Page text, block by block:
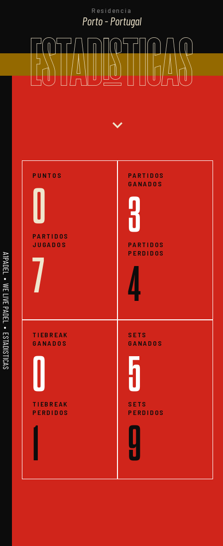
Residencia
Porto - Portugal
ESTADISTICAS
A1PADEL • WE LIVE PADEL • ESTADISTICAS
expand_more
PUNTOS
0
PARTIDOS
JUGADOS
7
PARTIDOS
GANADOS
3
PARTIDOS
PERDIDOS
4
TIEBREAK
GANADOS
0
TIEBREAK
PERDIDOS
1
SETS
GANADOS
5
SETS
PERDIDOS
9